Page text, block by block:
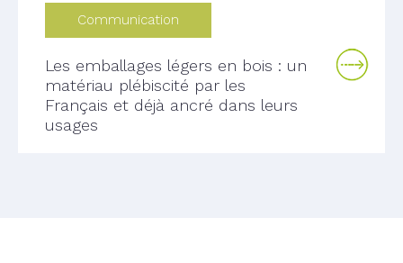
Communication
Les emballages légers en bois : un
matériau plébiscité par les
Français et déjà ancré dans leurs
usages